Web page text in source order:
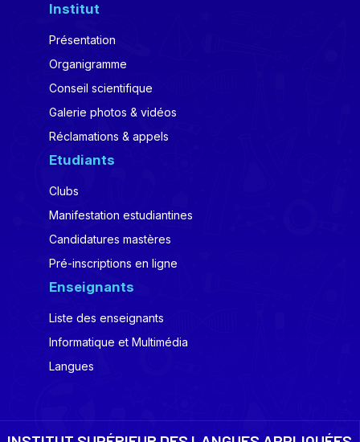
Institut
Présentation
Organigramme
Conseil scientifique
Galerie photos & vidéos
Réclamations & appels
Etudiants
Clubs
Manifestation estudiantines
Candidatures mastères
Pré-inscriptions en ligne
Enseignants
Liste des enseignants
Informatique et Multimédia
Langues